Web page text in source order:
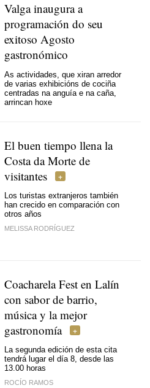
Valga inaugura a
programación do seu
exitoso Agosto
gastronómico
As actividades, que xiran arredor
de varias exhibicións de cociña
centradas na anguía e na caña,
arrincan hoxe
El buen tiempo llena la
Costa da Morte de
visitantes
Los turistas extranjeros también
han crecido en comparación con
otros años
MELISSA RODRÍGUEZ
Coacharela Fest en Lalín
con sabor de barrio,
música y la mejor
gastronomía
La segunda edición de esta cita
tendrá lugar el día 8, desde las
13.00 horas
ROCÍO RAMOS